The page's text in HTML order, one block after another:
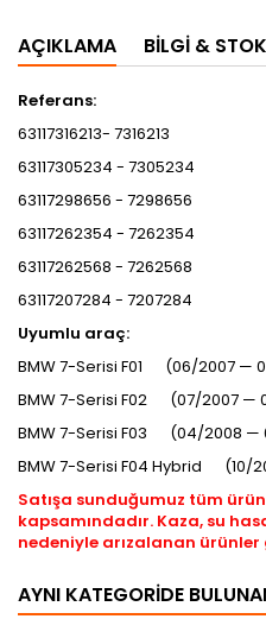
AÇIKLAMA BILGI & STOK
Referans:
63117316213- 7316213
63117305234 - 7305234
63117298656 - 7298656
63117262354 - 7262354
63117262568 - 7262568
63117207284 - 7207284
Uyumlu araç:
BMW 7-Serisi F01 (06/2007 —
BMW 7-Serisi F02 (07/2007 —
BMW 7-Serisi F03 (04/2008 —
BMW 7-Serisi F04 Hybrid (10/
Satışa sunduğumuz tüm
kapsamındadır. Kaza, su
nedeniyle arızalanan ürünler
AYNI KATEGORIDE